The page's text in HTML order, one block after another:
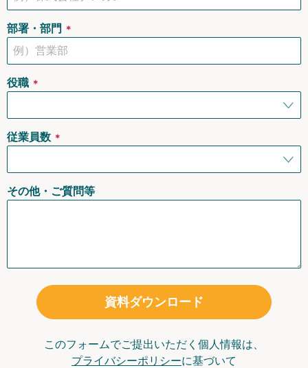
部署・部門 ＊
役職 ＊
従業員数 ＊
その他・ご質問等
資料ダウンロード
このフォームでご提出いただく個人情報は、
プライバシーポリシーに基づいて